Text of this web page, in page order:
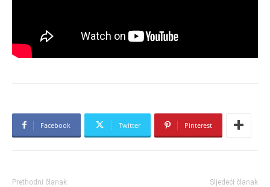
Facebook Twitter Pinterest
Prethodni članak Sljedeći članak